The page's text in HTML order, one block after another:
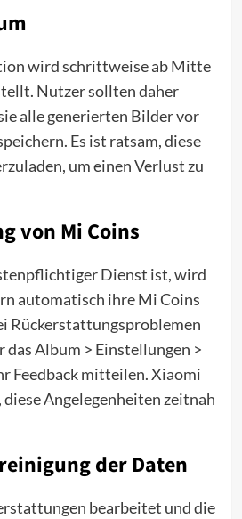
wird schrittweise ab Mitte
Nutzer sollten daher
alle generierten Bilder vor
Es ist ratsam, diese
um einen Verlust zu
von Mi Coins
Dienst ist, wird
automatisch ihre Mi Coins
Rückerstattungsproblemen
das Album > Einstellungen >
Feedback mitteilen. Xiaomi
Angelegenheiten zeitnah
der Daten
bearbeitet und die